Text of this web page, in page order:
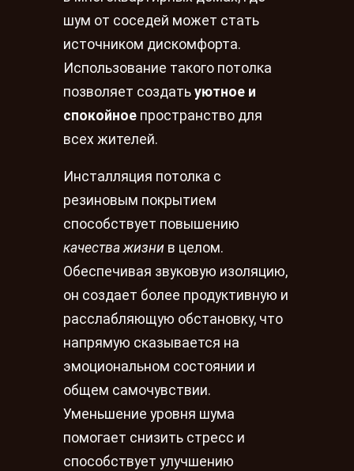
шум от соседей может стать
источником дискомфорта.
Использование такого потолка
позволяет создать уютное и
спокойное пространство для
всех жителей.
Инсталляция потолка с
резиновым покрытием
способствует повышению
качества жизни в целом.
Обеспечивая звуковую изоляцию,
он создает более продуктивную и
расслабляющую обстановку, что
напрямую сказывается на
эмоциональном состоянии и
общем самочувствии.
Уменьшение уровня шума
помогает снизить стресс и
способствует улучшению